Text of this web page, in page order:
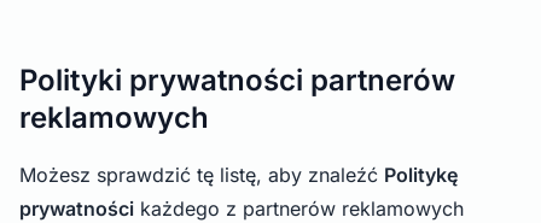
Polityki prywatności partnerów
reklamowych
Możesz sprawdzić tę listę, aby znaleźć Politykę
prywatności każdego z partnerów reklamowych